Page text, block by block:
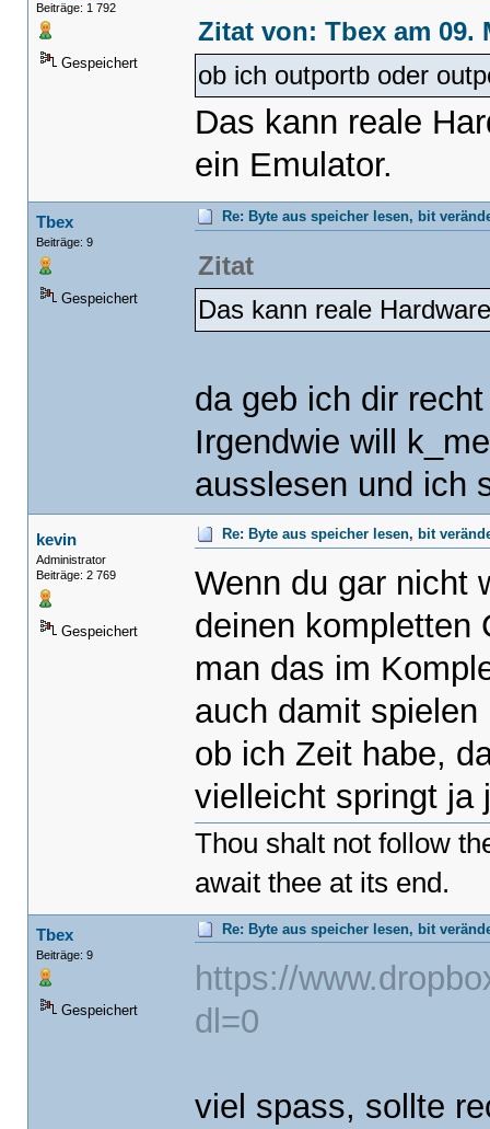
Beiträge: 1 792
Gespeichert
Zitat von: Tbex am 09.
ob ich outportb oder
Das kann reale
ein Emulator.
Tbex
Beiträge: 9
Gespeichert
Re: Byte aus speicher lesen, bit
Zitat
Das kann reale
da geb ich dir
Irgendwie will
ausslesen und ich
kevin
Administrator
Beiträge: 2 769
Gespeichert
Re: Byte aus speicher lesen, bit
Wenn du gar nicht
deinen kompletten
man das im
auch damit
ob ich Zeit habe,
vielleicht springt ja
Thou shalt not follow
await thee at its end.
Tbex
Beiträge: 9
Gespeichert
Re: Byte aus speicher lesen, bit
https://
dl=0
viel spass, sollte